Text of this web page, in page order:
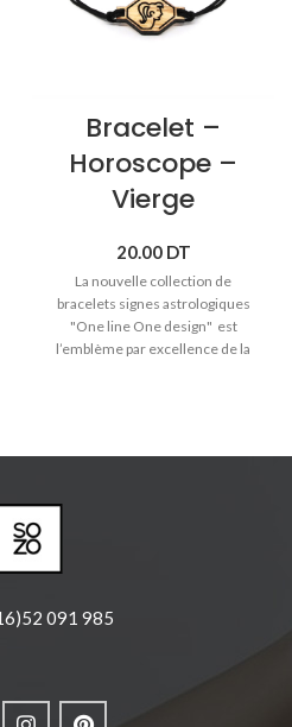
Bracelet –
Horoscope –
Vierge
20.00 DT
La nouvelle collection de
bracelets signes astrologiques
"One line One design" est
l’emblème par excellence de la
♥Bracelet cordon avec pendentif
♥ Bracelet réglable pour toute les
091 985